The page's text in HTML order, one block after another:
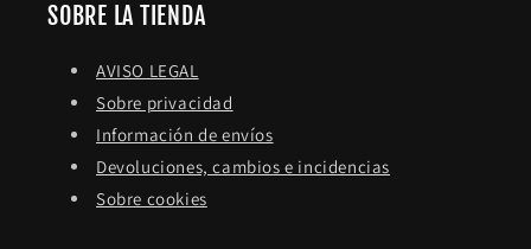
SOBRE LA TIENDA
AVISO LEGAL
Sobre privacidad
Información de envíos
Devoluciones, cambios e incidencias
Sobre cookies